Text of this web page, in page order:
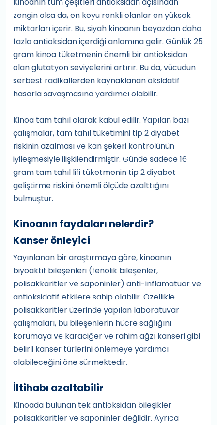
Kinoanın tüm çeşitleri antioksidan açısından
zengin olsa da, en koyu renkli olanlar en yüksek
miktarları içerir. Bu, siyah kinoanın beyazdan daha
fazla antioksidan içerdiği anlamına gelir. Günlük 25
gram kinoa tüketmenin önemli bir antioksidan
olan glutatyon seviyelerini artırır. Bu da, vücudun
serbest radikallerden kaynaklanan oksidatif
hasarla savaşmasına yardımcı olabilir.
Kinoa tam tahıl olarak kabul edilir. Yapılan bazı
çalışmalar, tam tahıl tüketimini tip 2 diyabet
riskinin azalması ve kan şekeri kontrolünün
iyileşmesiyle ilişkilendirmiştir. Günde sadece 16
gram tam tahıl lifi tüketmenin tip 2 diyabet
geliştirme riskini önemli ölçüde azalttığını
bulmuştur.
Kinoanın faydaları nelerdir?
Kanser önleyici
Yayınlanan bir araştırmaya göre, kinoanın
biyoaktif bileşenleri (fenolik bileşenler,
polisakkaritler ve saponinler) anti-inflamatuar ve
antioksidatif etkilere sahip olabilir. Özellikle
polisakkaritler üzerinde yapılan laboratuvar
çalışmaları, bu bileşenlerin hücre sağlığını
korumaya ve karaciğer ve rahim ağzı kanseri gibi
belirli kanser türlerini önlemeye yardımcı
olabileceğini öne sürmektedir.
İltihabı azaltabilir
Kinoada bulunan tek antioksidan bileşikler
polisakkaritler ve saponinler değildir. Ayrıca